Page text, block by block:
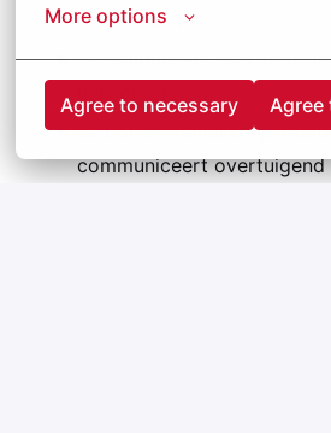
More options
Agree to necessary Agree
heldere inzichten.
Je combineert oog voor
Je bouwt gemakkelijk
communiceert overtuigend